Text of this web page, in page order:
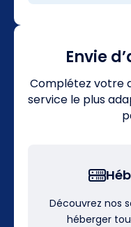
Envie
Complétez votre
service le plus
Découvrez nos
héberger